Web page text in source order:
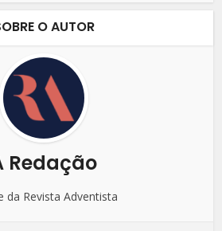
O AUTOR
Redação
da Revista Adventista